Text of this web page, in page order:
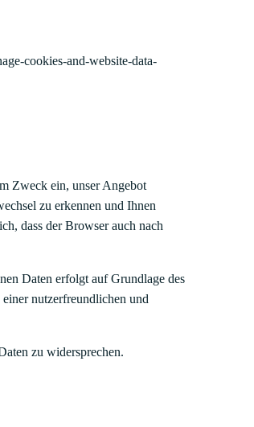
cookies-and-website-data-
Zweck ein, unser Angebot
zu erkennen und Ihnen
dass der Browser auch nach
Daten erfolgt auf Grundlage des
nutzerfreundlichen und
zu widersprechen.